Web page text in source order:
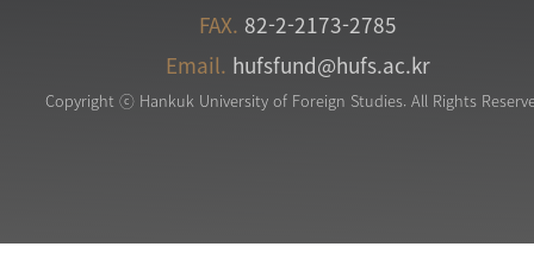
FAX. 82-2-2173-2785
Email. hufsfund@hufs.ac.kr
Copyright ⓒ Hankuk University of Foreign Studies. All Rights